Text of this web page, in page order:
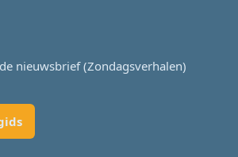
nieuwsbrief (Zondagsverhalen)